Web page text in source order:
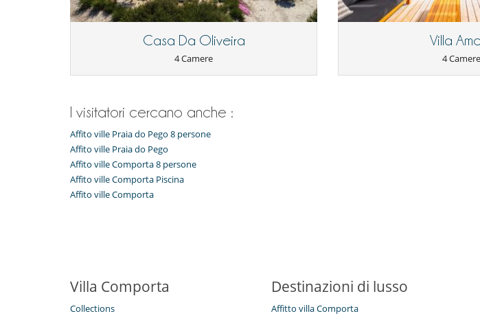
Elettrodomestici
Cucina completamente fornita
Per la vostra comodità e convenienza
Aria condizionata solo nelle camere
Casa Da Oliveira
4 Camere
Villa
4 Camere
I visitatori cercano anche :
Affito ville Praia do Pego 8 persone
Affito ville Praia do Pego
Affito ville Comporta 8 persone
Affito ville Comporta Piscina
Affito ville Comporta
Villa Comporta
Collections
Destinazioni di lusso
Affitto villa Comporta